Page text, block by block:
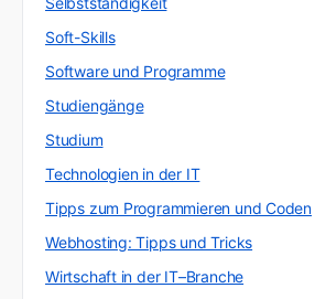
Soft-Skills
Software und Programme
Studiengänge
Studium
Technologien in der IT
Tipps zum Programmieren und Coden
Webhosting: Tipps und Tricks
Wirtschaft in der IT–Branche